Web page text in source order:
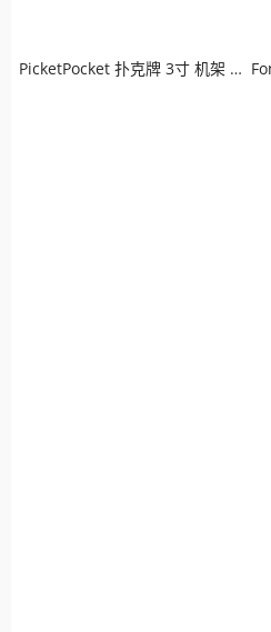
PicketPocket 扑克牌 3寸 机架 LED炫彩版穿越机